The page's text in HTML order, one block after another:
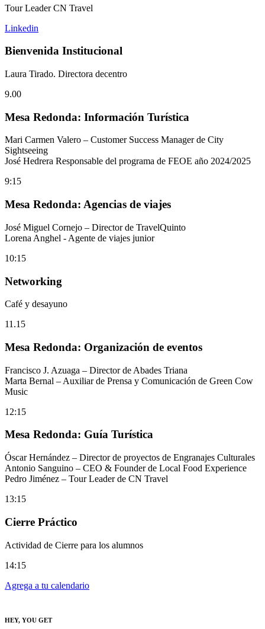
Tour Leader CN Travel
Linkedin
Bienvenida Institucional
Laura Tirado. Directora decentro
9.00
Mesa Redonda: Información Turística
Mari Carmen Valero – Customer Success Manager de City
Sightseeing
José Hedrera Responsable del programa de FEOE año 2024/2025
9:15
Mesa Redonda: Agencias de viajes
José Miguel Cornejo – Director de TravelQuinto
Lorena Anghel - Agente de viajes junior
10:15
Networking
Café y desayuno
11.15
Mesa Redonda: Organización de eventos
Francisco J. Azuaga – Director de Abades Triana
Marta Bernal – Auxiliar de Prensa y Comunicación de Green Cow
Music
12:15
Mesa Redonda: Guía Turística
Óscar Hernández – Director de proyectos de Engranajes Culturales
Antonio Sanguino – CEO & Founder de Local Food Experience
Pedro Jiménez – Tour Leader de CN Travel
13:15
Cierre Práctico
Actividad de Cierre para los alumnos
14:15
Agrega a tu calendario
HEY, YOU GET